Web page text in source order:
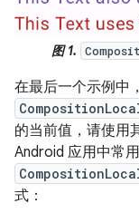
图 1.
在最后一个示例中
的当前值，请使用
Android 应用中常
式：